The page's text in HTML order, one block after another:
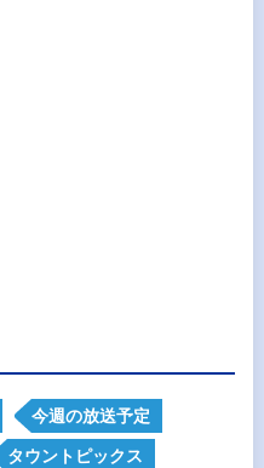
今週の放送予定
タウントピックス